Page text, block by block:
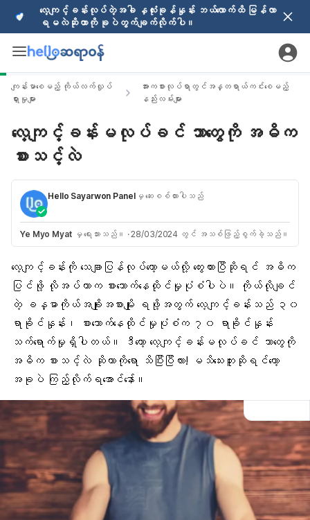
လေ့ကျင့်ခန်းလုပ်တဲ့အခါ နှလုံးခုန်နှုန်း ဘယ်လောက်ထိ မြန်လာ
ရမလဲဆိုတာကို ခုပဲတွက်ချက်လိုက်ပါ။
ကျန်းမာစေမည့် ကိုယ်လက်လှုပ်
ရှားမှုများ
အားကစားလုပ်ရာတွင်အန္တရာယ်ကင်းစေမည့်
နည်းလမ်းများ
လေ့ကျင့်ခန်းမလုပ်ခင် ဘာတွေကို အဓိက
စားသင့်လဲ
Hello Sayarwon Panelမှ ဆေးစစ်ထားပါသည်
Ye Myo Myatမှ ရေးသားသည်။ ·28/03/2024 တွင် အသစ်ဖြည့်စွက်ခဲ့သည်။
လေ့ကျင့်ခန်း ကို သေချာပြန်လုပ်တော့မယ်လို့ တွေးထားပြီဆိုရင် အဓိက
ပြင်ဖို့ လိုအပ်တာက စားသောက်နေထိုင်မှုပုံစံပါပဲ။ ကိုယ်လိုချင်
တဲ့ ခန္ဓာကိုယ်အချိုးအစားမျိုး ရဖို့အတွက် လေ့ကျင့်ခန်းသည် ၃၀
ရာခိုင်နှုန်း၊ စားသောက်နေထိုင်မှုပုံစံက ၇၀ ရာခိုင်နှုန်း
သက်ရောက်မှုရှိပါတယ်။ ဒီတော့ လေ့ကျင့်ခန်းမလုပ်ခင် ဘာတွေကို
အဓိက စားသင့်လဲ ဆိုတာကိုရော သိပြီးပြီလား! မသိသေးဘူးဆိုရင်တော့
အခုပဲ ကြည့်လိုက်ရအောင်နော်။